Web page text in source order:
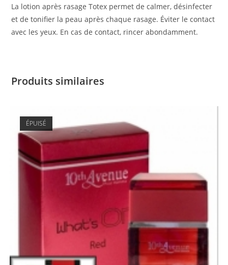
La lotion après rasage Totex permet de calmer, désinfecter
et de tonifier la peau après chaque rasage. Éviter le contact
avec les yeux. En cas de contact, rincer abondamment.
Produits similaires
ÉPUISÉ